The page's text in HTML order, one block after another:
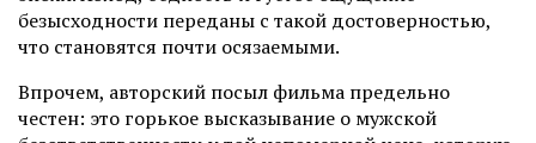
безысходности переданы с такой достоверностью,
что становятся почти осязаемыми.
Впрочем, авторский посыл фильма предельно
честен: это горькое высказывание о мужской